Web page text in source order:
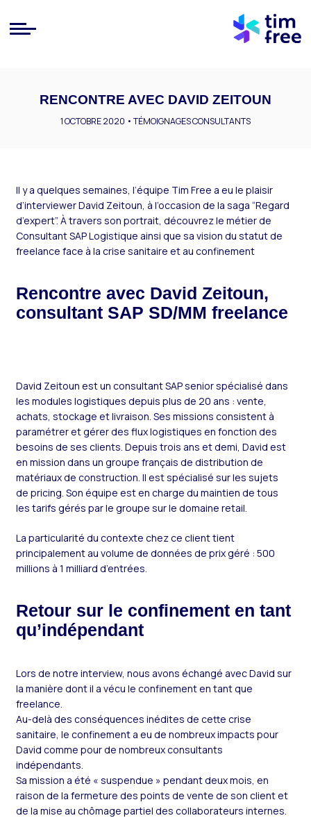
RENCONTRE AVEC DAVID ZEITOUN
1 OCTOBRE 2020 • TÉMOIGNAGES CONSULTANTS
Il y a quelques semaines, l’équipe Tim Free a eu le plaisir
d’interviewer David Zeitoun, à l’occasion de la saga “Regard
d’expert”. À travers son portrait, découvrez le métier de
Consultant SAP Logistique ainsi que sa vision du statut de
freelance face à la crise sanitaire et au confinement
Rencontre avec David Zeitoun,
consultant SAP SD/MM freelance
David Zeitoun est un consultant SAP senior spécialisé dans
les modules logistiques depuis plus de 20 ans : vente,
achats, stockage et livraison. Ses missions consistent à
paramétrer et gérer des flux logistiques en fonction des
besoins de ses clients. Depuis trois ans et demi, David est
en mission dans un groupe français de distribution de
matériaux de construction. Il est spécialisé sur les sujets
de pricing. Son équipe est en charge du maintien de tous
les tarifs gérés par le groupe sur le domaine retail.
La particularité du contexte chez ce client tient
principalement au volume de données de prix géré : 500
millions à 1 milliard d’entrées.
Retour sur le confinement en tant
qu’indépendant
Lors de notre interview, nous avons échangé avec David sur
la manière dont il a vécu le confinement en tant que
freelance.
Au-delà des conséquences inédites de cette crise
sanitaire, le confinement a eu de nombreux impacts pour
David comme pour de nombreux consultants
indépendants.
Sa mission a été « suspendue » pendant deux mois, en
raison de la fermeture des points de vente de son client et
de la mise au chômage partiel des collaborateurs internes.